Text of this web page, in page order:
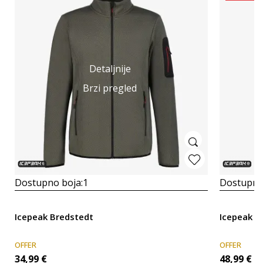
Detaljnije
Brzi pregled
Dostupno boja:1
Icepeak Bredstedt
OFFER
34,99 €
Icepeak
OFFER
48,99 €